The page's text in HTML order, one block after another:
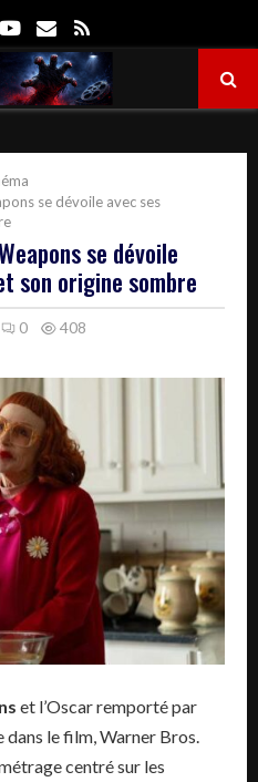
Youtube
Email
se dévoile avec ses
se dévoile
son origine sombre
0 408
et l’Oscar remporté par
le film, Warner Bros.
centré sur les